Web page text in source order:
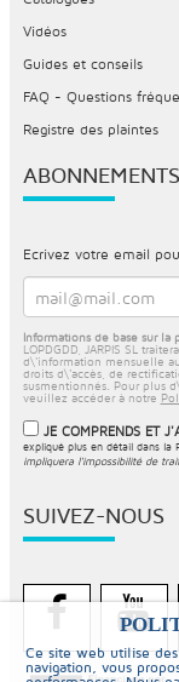
Ce site web utilise
navigation, vous
Vidéos
Guides et conseils
FAQ - Questions
Registre des plaintes
ABONNEMENTS
Ecrivez votre email
Informations de base sur la
LOPDGDD, JARPIS SL
d\'information mensuelle
droits d\'accès, de
susmentionnés. Pour plus
veuillez accéder à notre
JE COMPRENDS ET
expliqué plus en détail dans la
impliquera l'impossibilité de
SUIVEZ-NOUS